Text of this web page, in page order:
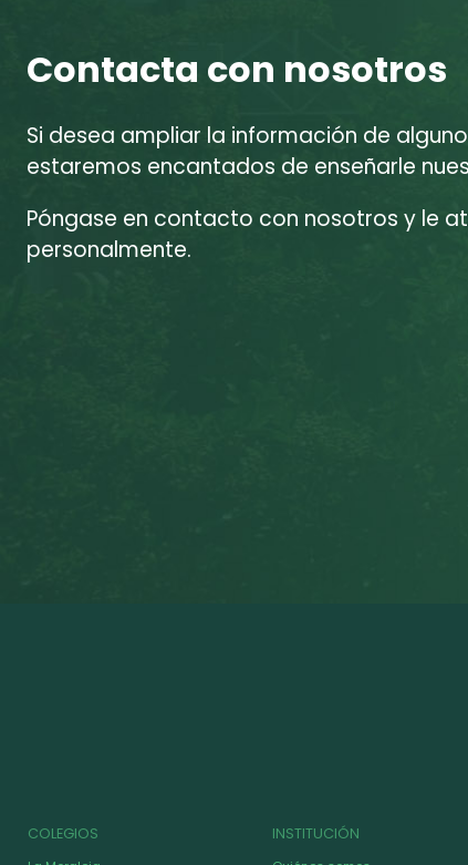
Contacta con nosotros
Si desea ampliar la información de
estaremos encantados de enseñarle
Póngase en contacto con nosotros y le
personalmente.
COLEGIOS INSTITUCIÓN